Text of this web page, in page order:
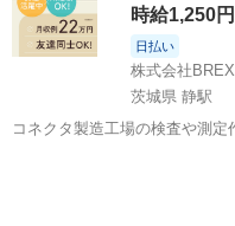
時給1,250円
日払い
株式会社
茨城県 静駅
コネクタ製造工場の検査や測